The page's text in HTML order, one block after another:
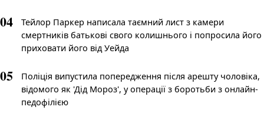
04
Тейлор Паркер написала таємний лист з камери
смертників батькові свого колишнього і попросила його
приховати його від Уейда
05
Поліція випустила попередження після арешту чоловіка,
відомого як 'Дід Мороз', у операції з боротьби з онлайн-
педофілією